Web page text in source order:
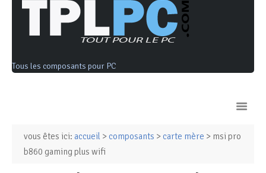
Tous les composants pour PC
Ordinateurs & Tablettes
vous êtes ici: accueil > composants > carte mère > msi pro
b860 gaming plus wifi